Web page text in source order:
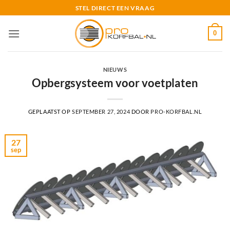
naar
inhoud
STEL DIRECT EEN VRAAG
0
NIEUWS
Opbergsysteem voor voetplaten
GEPLAATST OP SEPTEMBER 27, 2024 DOOR PRO-KORFBAL.NL
27
sep